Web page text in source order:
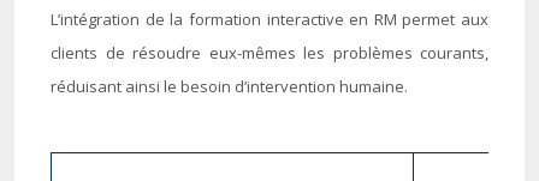
L’intégration de la formation interactive en RM permet aux
clients de résoudre eux-mêmes les problèmes courants,
réduisant ainsi le besoin d’intervention humaine.